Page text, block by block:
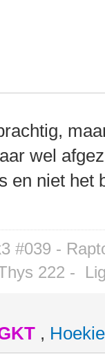
wel
en niet het
#039 -
222 -
, Hoekie